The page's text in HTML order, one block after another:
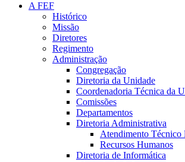
A FEF
Histórico
Missão
Diretores
Regimento
Administração
Congregação
Diretoria da Unidade
Coordenadoria Técnica da
Comissões
Departamentos
Diretoria Administrativa
Atendimento Técnico
Recursos Humanos
Diretoria de Informática